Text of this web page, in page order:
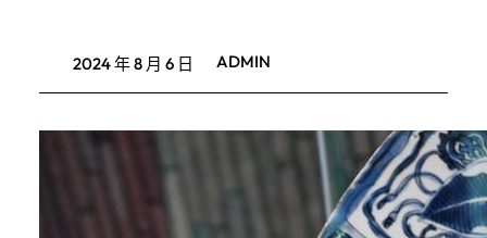
2024 年 8 月 6 日 ADMIN